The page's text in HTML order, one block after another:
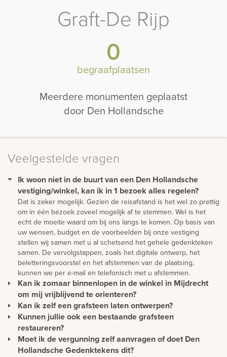
Graft-De Rijp
0
begraafplaatsen
Meerdere monumenten geplaatst
door Den Hollandsche
Veelgestelde vragen
Ik woon niet in de buurt van een Den Hollandsche
vestiging/winkel, kan ik in 1 bezoek alles regelen?
Dat is zeker mogelijk. Gezien de reisafstand is het wel zo prettig
om in één bezoek zoveel mogelijk af te stemmen. Wel is het
echt de moeite waard om bij ons langs te komen. Op basis van
uw wensen, budget en de voorbeelden bij onze vestiging
stellen wij samen met u al schetsend het gehele gedenkteken
samen. De vervolgstappen, zoals het digitale ontwerp, het
beletteringsvoorstel en het afstemmen van de plaatsing,
kunnen we per e-mail en telefonisch met u afstemmen.
Kan ik zomaar binnenlopen in de winkel in Mijdrecht
om mij vrijblijvend te orienteren?
U kunt gewoon langskomen om rustig ideeën op te doen en te
oriënteren. Wilt u advies? Dan is het verstandig om een afspraak
te maken. Zo hoeft u niet onnodig te wachten en wordt u direct
geholpen.
Kan ik zelf een grafsteen laten ontwerpen?
Een mooie en persoonlijke grafsteen moet natuurlijk eerst
ontworpen worden. We bieden u de mogelijkheid om vanuit uw
eigen ontwerp een gedenkteken te realiseren maar u kunt er
natuurlijk ook voor kiezen om het ontwerp geheel vrijblijvend
Kunnen jullie ook een bestaande grafsteen
restaureren?
Het is zeker mogelijk om een bestaande grafsteen te
restaureren. Houdt u wel rekening met kosten voor het afhalen
Moet ik de vergunning zelf aanvragen of doet Den
Hollandsche Gedenktekens dit?